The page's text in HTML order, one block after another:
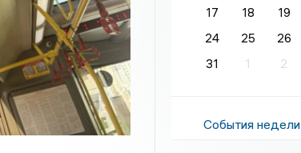
17
18 19
24
25 26
31
1 2
События недели